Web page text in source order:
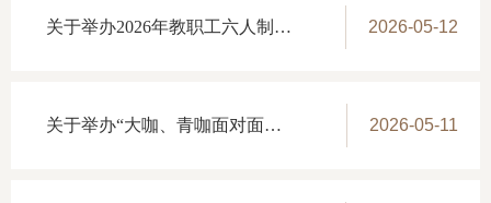
关于举办2026年教职工六人制足球联赛的通知 2026-05-12
关于举办“大咖、青咖面对面：走入真实世界”——青年教师沙龙活动的通知 2026-05-11